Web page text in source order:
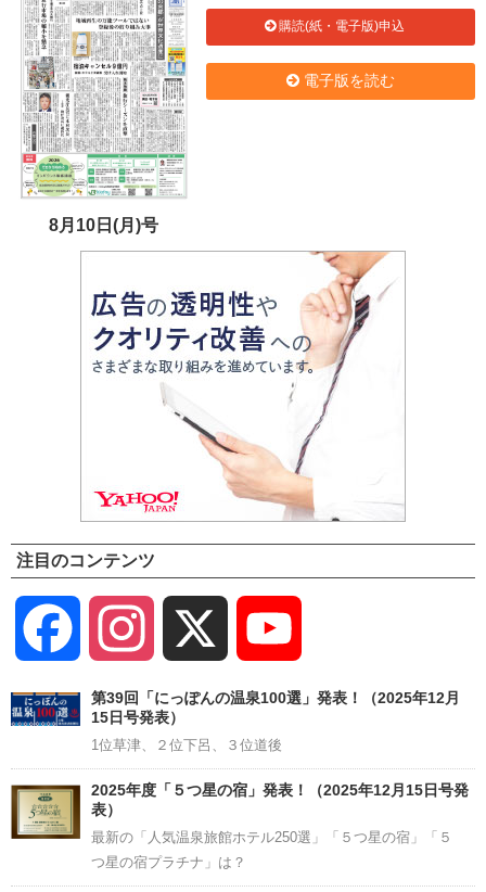
8月10日(月)号
購読(紙・電子版)申込
電子版を読む
注目のコンテンツ
Facebook Instagram
Channel
第39回「にっぽんの温泉100選」発表！（2025年12月
15日号発表）
1位草津、２位下呂、３位道後
2025年度「５つ星の宿」発表！（2025年12月15日号発
表）
最新の「人気温泉旅館ホテル250選」「５つ星の宿」「５
つ星の宿プラチナ」は？